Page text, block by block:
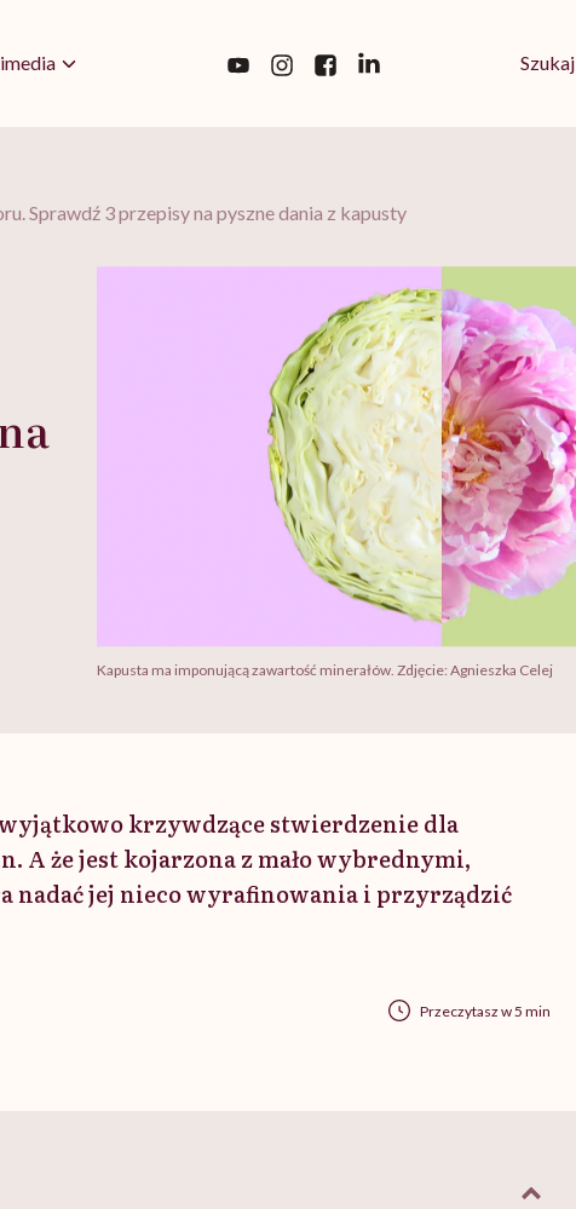
Szukaj
Sprawdź 3 przepisy na pyszne dania z kapusty
Kapusta ma imponującą zawartość minerałów. Zdjęcie: Agnieszka Celej
wyjątkowo krzywdzące stwierdzenie dla
A że jest kojarzona z mało wybrednymi,
nadać jej nieco wyrafinowania i przyrządzić
Przeczytasz w 5 min